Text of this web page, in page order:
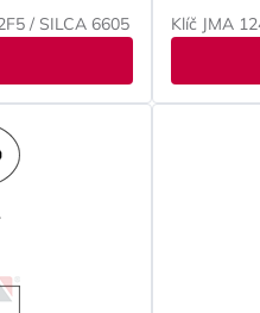
/ SILCA 6605
Klíč JMA